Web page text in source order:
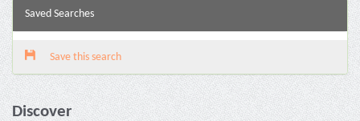
Saved Searches
Save this search
Discover